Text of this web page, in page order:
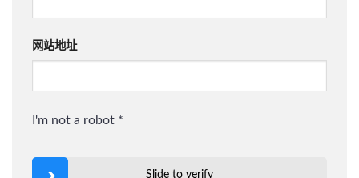
网站地址
I'm not a robot *
Slide to verify